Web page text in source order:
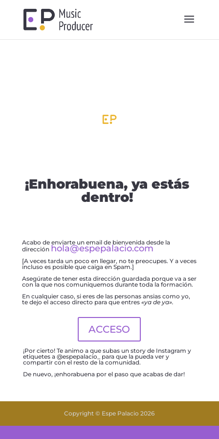
¡Enhorabuena, ya estás
dentro!
Acabo de enviarte un email de bienvenida desde la
dirección hola@espepalacio.com
[A veces tarda un poco en llegar, no te preocupes. Y a veces
incluso es posible que caiga en Spam.]
Asegúrate de tener esta dirección guardada porque va a ser
con la que nos comuniquemos durante toda la formación.
En cualquier caso, si eres de las personas ansias como yo,
te dejo el acceso directo para que entres «ya de ya».
ACCESO
¡Por cierto! Te animo a que subas un story de Instagram y
etiquetes a @espepalacio_ para que la pueda ver y
compartir con el resto de la comunidad.
De nuevo, ¡enhorabuena por el paso que acabas de dar!
Copyright © Espe Palacio 2026